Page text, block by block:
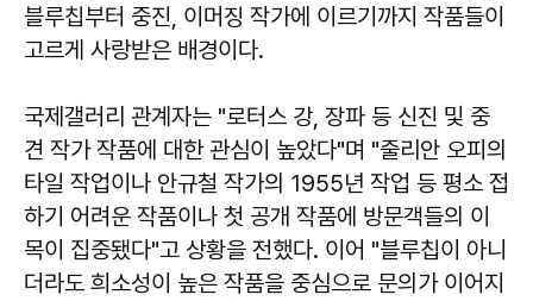
블루칩부터 중진, 이머징 작가에 이르기까지 작품들이
고르게 사랑받은 배경이다.
국제갤러리 관계자는 "로터스 강, 장파 등 신진 및 중
견 작가 작품에 대한 관심이 높았다"며 "줄리안 오피의
타일 작업이나 안규철 작가의 1955년 작업 등 평소 접
하기 어려운 작품이나 첫 공개 작품에 방문객들의 이
목이 집중됐다"고 상황을 전했다. 이어 "블루칩이 아니
더라도 희소성이 높은 작품을 중심으로 문의가 이어지